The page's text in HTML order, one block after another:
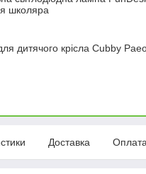
школяра
дитячого крісла Cubby
Доставка Оплата